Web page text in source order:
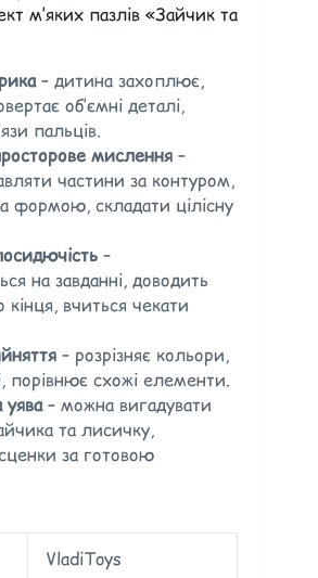
м’яких пазлів «Зайчик та
– дитина захоплює,
об’ємні деталі,
пальців.
мислення –
частини за контуром,
формою, складати цілісну
–
на завданні, доводить
кінця, вчиться чекати
– розрізняє кольори,
порівнює схожі елементи.
– можна вигадувати
та лисичку,
за готовою
VladiToys